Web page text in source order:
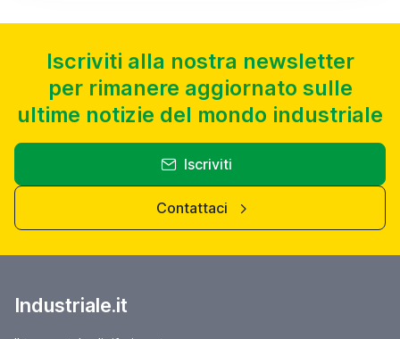
Iscriviti alla nostra newsletter
per rimanere aggiornato sulle
ultime notizie del mondo industriale
Iscriviti
Contattaci
Industriale.it